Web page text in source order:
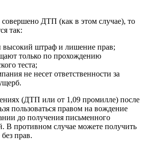
ДТП (как в этом случае), то
так:
высокий штраф и лишение прав;
только по прохождению
теста;
не несет ответственности за
(ДТП или от 1,09 промилле) после
пользоваться правом на вождение
до получения письменного
В противном случае можете получить
прав.